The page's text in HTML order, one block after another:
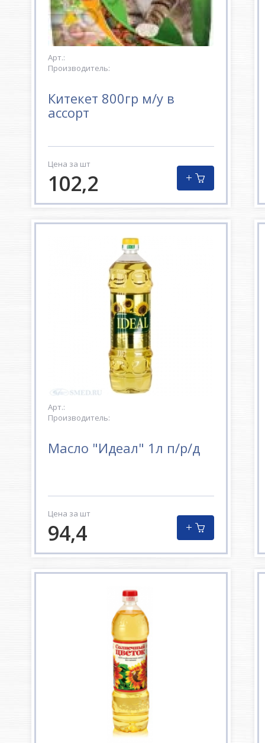
Арт.:
Производитель:
Китекет 800гр м/у в
ассорт
Цена за шт
102,2
Арт.:
Производитель:
Масло "Идеал" 1л п/р/д
Цена за шт
94,4